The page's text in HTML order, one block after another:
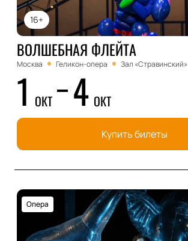
16+
ВОЛШЕБНАЯ ФЛЕЙТА
Москва Геликон-опера Зал «Стравинский»
1 ОКТ 4 ОКТ
Купить билеты
Опера